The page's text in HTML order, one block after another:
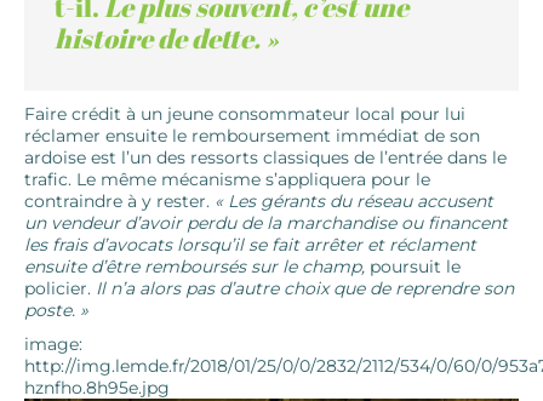
t-il.Le plus souvent, c’est une
histoire de dette. »
Faire crédit à un jeune consommateur local pour lui
réclamer ensuite le remboursement immédiat de son
ardoise est l’un des ressorts classiques de l’entrée dans le
trafic. Le même mécanisme s’appliquera pour le
contraindre à y rester. « Les gérants du réseau accusent
un vendeur d’avoir perdu de la marchandise ou financent
les frais d’avocats lorsqu’il se fait arrêter et réclament
ensuite d’être remboursés sur le champ, poursuit le
policier. Il n’a alors pas d’autre choix que de reprendre son
poste. »
image:
http://img.lemde.fr/2018/01/25/0/0/2832/2112/534/0/60/0/
hznfho.8h95e.jpg